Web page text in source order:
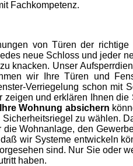
Fachkompetenz.
von Türen der richtige
neue Schloss und jeder
knacken. Unser
wir Ihre Türen und
Verriegelung schon mit
und erklären Ihnen
Wohnung absichern
zu wählen.
Wohnanlage, den
wir Systeme entwickeln
sind. Nur Sie oder
haben.